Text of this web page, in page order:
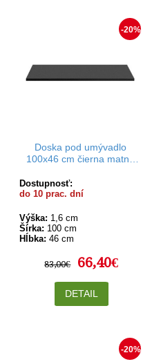
-20%
Doska pod umývadlo
100x46 cm čierna matná
Dostupnosť:
do 10 prac. dní
Výška: 1,6 cm
Šírka: 100 cm
Hĺbka: 46 cm
83,00€ 66,40€
DETAIL
-20%